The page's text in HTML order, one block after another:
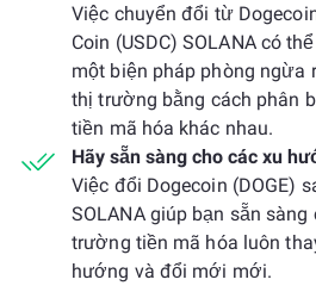
Việc chuyển đổi từ
Coin (USDC) SOLANA có
một biện pháp phòng ngừa
thị trường bằng cách phân
tiền mã hóa khác nhau.
Hãy sẵn sàng cho các xu
Việc đổi Dogecoin (DOGE)
SOLANA giúp bạn sẵn
trường tiền mã hóa luôn
hướng và đổi mới mới.